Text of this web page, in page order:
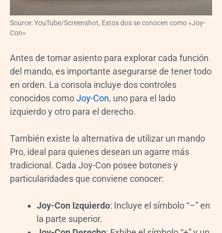
Source: YouTube/Screenshot, Estos dos se conocen como «Joy-
Con»
Antes de tomar asiento para explorar cada función
del mando, es importante asegurarse de tener todo
en orden. La consola incluye dos controles
conocidos comoJoy-Con, uno para el lado
izquierdo y otro para el derecho.
También existe la alternativa de utilizar un mando
Pro, ideal para quienes desean un agarre más
tradicional. Cada Joy-Con posee botones y
particularidades que conviene conocer:
Joy-Con Izquierdo: Incluye el símbolo “–” en
la parte superior.